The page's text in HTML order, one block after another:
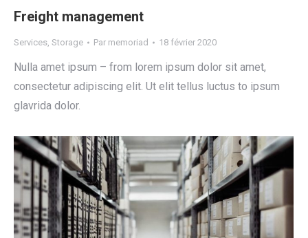
Freight management
Services, Storage Par memoriad 18 février 2020
Nulla amet ipsum – from lorem ipsum dolor sit amet,
consectetur adipiscing elit. Ut elit tellus luctus to ipsum
glavrida dolor.